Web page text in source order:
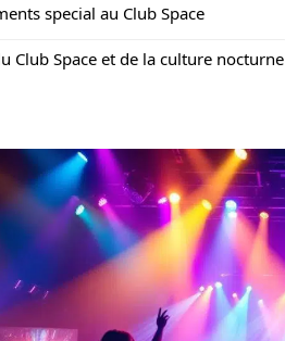
special au Club Space
Club Space et de la culture nocturne